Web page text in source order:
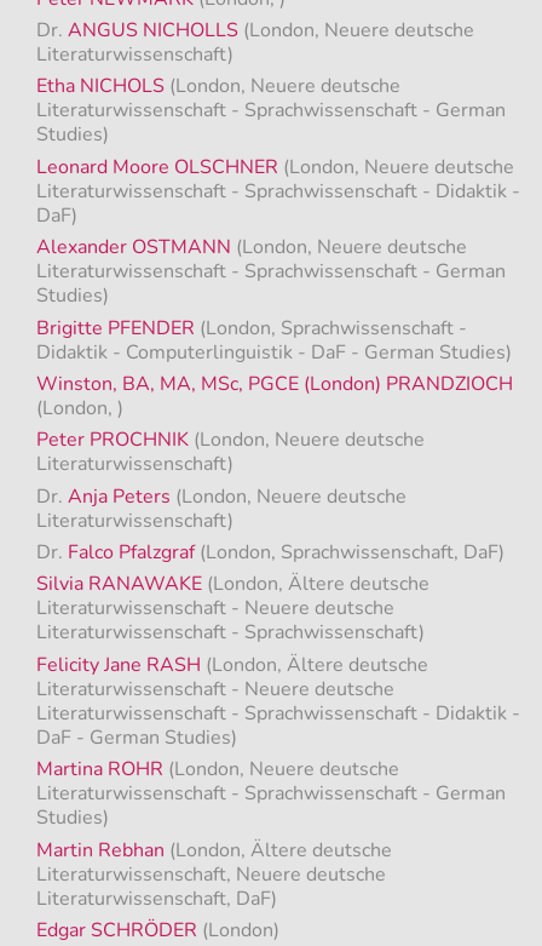
Dr. ANGUS NICHOLLS (London, Neuere deutsche
Literaturwissenschaft)
Etha NICHOLS (London, Neuere deutsche
Literaturwissenschaft - Sprachwissenschaft - German
Studies)
Leonard Moore OLSCHNER (London, Neuere deutsche
Literaturwissenschaft - Sprachwissenschaft - Didaktik -
DaF)
Alexander OSTMANN (London, Neuere deutsche
Literaturwissenschaft - Sprachwissenschaft - German
Studies)
Brigitte PFENDER (London, Sprachwissenschaft -
Didaktik - Computerlinguistik - DaF - German Studies)
Winston, BA, MA, MSc, PGCE (London) PRANDZIOCH
(London, )
Peter PROCHNIK (London, Neuere deutsche
Literaturwissenschaft)
Dr. Anja Peters (London, Neuere deutsche
Literaturwissenschaft)
Dr. Falco Pfalzgraf(London, Sprachwissenschaft, DaF)
Silvia RANAWAKE (London, Ältere deutsche
Literaturwissenschaft - Neuere deutsche
Literaturwissenschaft - Sprachwissenschaft)
Felicity Jane RASH (London, Ältere deutsche
Literaturwissenschaft - Neuere deutsche
Literaturwissenschaft - Sprachwissenschaft - Didaktik -
DaF - German Studies)
Martina ROHR (London, Neuere deutsche
Literaturwissenschaft - Sprachwissenschaft - German
Studies)
Martin Rebhan (London, Ältere deutsche
Literaturwissenschaft, Neuere deutsche
Literaturwissenschaft, DaF)
Edgar SCHRÖDER (London)